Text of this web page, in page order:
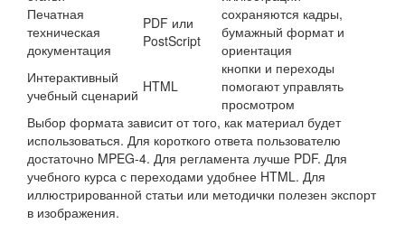
Печатная
техническая
документация
PDF или
PostScript
сохраняются кадры,
бумажный формат и
ориентация
Интерактивный
учебный сценарий HTML
кнопки и переходы
помогают управлять
просмотром
Выбор формата зависит от того, как материал будет
использоваться. Для короткого ответа пользователю
достаточно MPEG-4. Для регламента лучше PDF. Для
учебного курса с переходами удобнее HTML. Для
иллюстрированной статьи или методички полезен экспорт
в изображения.